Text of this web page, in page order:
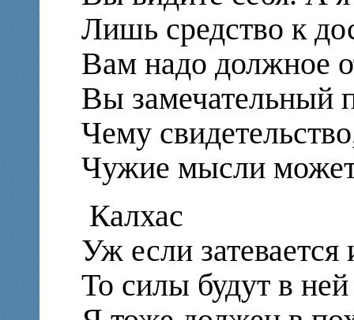
Лишь средство к
Вам надо должное
Вы замечательный
Чему
Чужие мысли
Калхас
Уж если затевается
То силы будут в